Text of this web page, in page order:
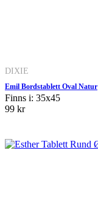
DIXIE
Emil Bordstablett Oval Natur
Finns i: 35x45
99 kr